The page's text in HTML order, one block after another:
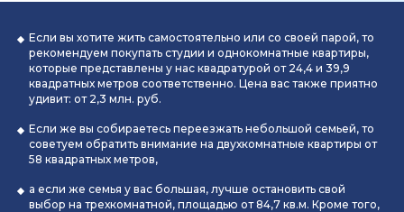
Если вы хотите жить самостоятельно или со своей парой, то
рекомендуем покупать студии и однокомнатные квартиры,
которые представлены у нас квадратурой от 24,4 и 39,9
квадратных метров соответственно. Цена вас также приятно
удивит: от 2,3 млн. руб.
Если же вы собираетесь переезжать небольшой семьей, то
советуем обратить внимание на двухкомнатные квартиры от
58 квадратных метров,
а если же семья у вас большая, лучше остановить свой
выбор на трехкомнатной, площадью от 84,7 кв.м. Кроме того,